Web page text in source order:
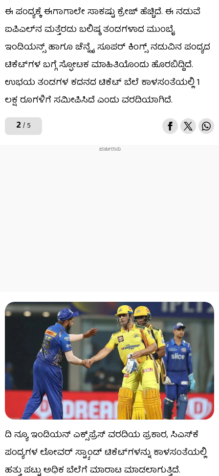
ಈ ಪಂದ್ಯಕ್ಕೆ ಈಗಾಗಾಲೇ ಸಾಕಷ್ಟು ಕ್ರೇಜ್ ಹೆಚ್ಚಿದೆ. ಈ ನಡುವೆ
ಐಪಿಎಲ್​ನ ಮತ್ತೆರಡು ಬಲಿಷ್ಠ ತಂಡಗಳಾದ ಮುಂಬೈ
ಇಂಡಿಯನ್ಸ್ ಹಾಗೂ ಚೆನ್ನೈ ಸೂಪರ್ ಕಿಂಗ್ಸ್ ನಡುವಿನ ಪಂದ್ಯದ
ಟಿಕೆಟ್​ಗಳ ಬಗ್ಗೆ ಸ್ಫೋಟಕ ಮಾಹಿತಿಯೊಂದು ಹೊರಬಿದ್ದಿದೆ.
ಉಭಯ ತಂಡಗಳ ಕದನದ ಟಿಕೆಟ್ ಬೆಲೆ ಕಾಳಸಂತೆಯಲ್ಲಿ 1
ಲಕ್ಷ ರೂಗಳಿಗೆ ಸಮೀಪಿಸಿದೆ ಎಂದು ವರದಿಯಾಗಿದೆ.
2 / 5
ದಿ ನ್ಯೂ ಇಂಡಿಯನ್ ಎಕ್ಸ್‌ಪ್ರೆಸ್ ವರದಿಯ ಪ್ರಕಾರ, ಸಿಎಸ್‌ಕೆ
ಪಂದ್ಯಗಳ ಲೋವರ್ ಸ್ಟ್ಯಾಂಡ್ ಟಿಕೆಟ್‌ಗಳನ್ನು ಕಾಳಸಂತೆಯಲ್ಲಿ
ಹತ್ತು ಪಟ್ಟು ಅಧಿಕ ಬೆಲೆಗೆ ಮಾರಾಟ ಮಾಡಲಾಗುತ್ತಿದೆ.